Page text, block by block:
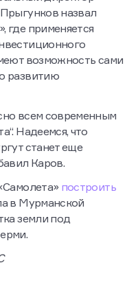
назвал
где применяется
возможность сами
развитию
всем современным
Надеемся, что
станет еще
Каров.
построить
в Мурманской
земли под